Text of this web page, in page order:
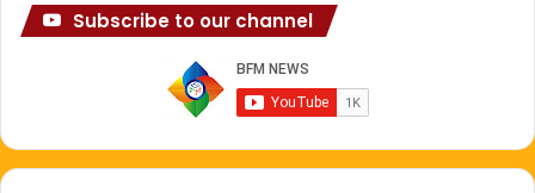
Subscribe to our channel